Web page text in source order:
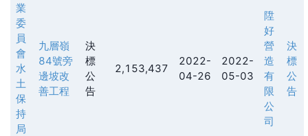
業
委
員
會
水
土
保
持
局
九層嶺
84號旁
邊坡改
善工程
決
標
公
告
2,153,437
2022-
04-26
2022-
05-03
陞
好
營
造
有
限
公
司
決
標
公
告